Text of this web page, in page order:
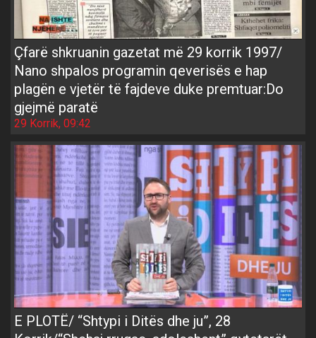
Çfarë shkruanin gazetat më 29 korrik 1997/
Nano shpalos programin qeverisës e hap
plagën e vjetër të fajdeve duke premtuar:Do
gjejmë paratë
29 Korrik, 09:42
E PLOTË/ “Shtypi i Ditës dhe ju”, 28